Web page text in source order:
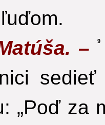
–9
sedieť
„Poď za